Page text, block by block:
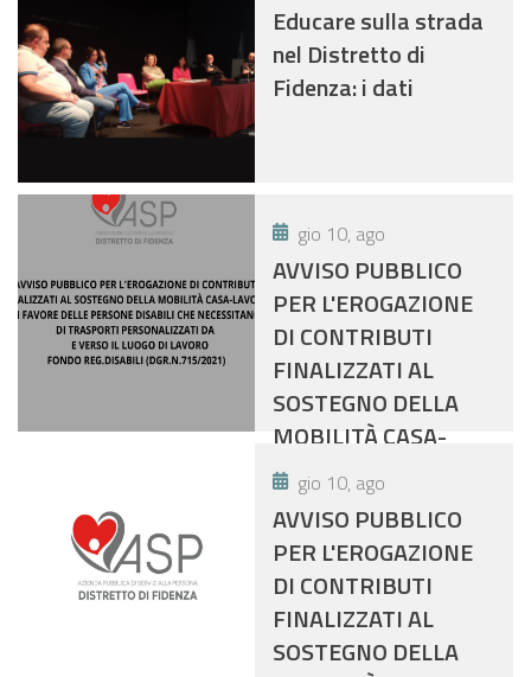
Educare sulla strada
nel Distretto di
Fidenza: i dati
gio 10, ago
AVVISO PUBBLICO
PER L'EROGAZIONE
DI CONTRIBUTI
FINALIZZATI AL
SOSTEGNO DELLA
MOBILITÀ CASA-
LAVORO IN FAVORE
DELLE PERSONE
DISABILI CHE
NECESSITANO DI
TRASPORTI
PERSONALIZZATI DA
E VERSO IL LUOGO DI
gio 10, ago
AVVISO PUBBLICO
PER L'EROGAZIONE
DI CONTRIBUTI
FINALIZZATI AL
SOSTEGNO DELLA